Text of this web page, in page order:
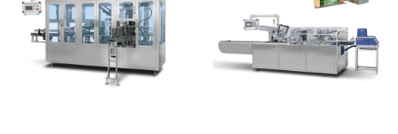
သတင်းများ
ကျွန်ုပ်တို့အား ဆက်သွယ်ရန်